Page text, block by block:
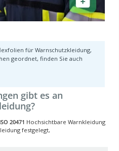
für Warnschutzkleidung,
geordnet, finden Sie auch
gibt es an
20471 Hochsichtbare Warnkleidung
festgelegt,